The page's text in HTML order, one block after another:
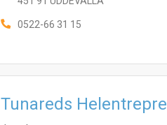
0522-66 31 15
Tunareds